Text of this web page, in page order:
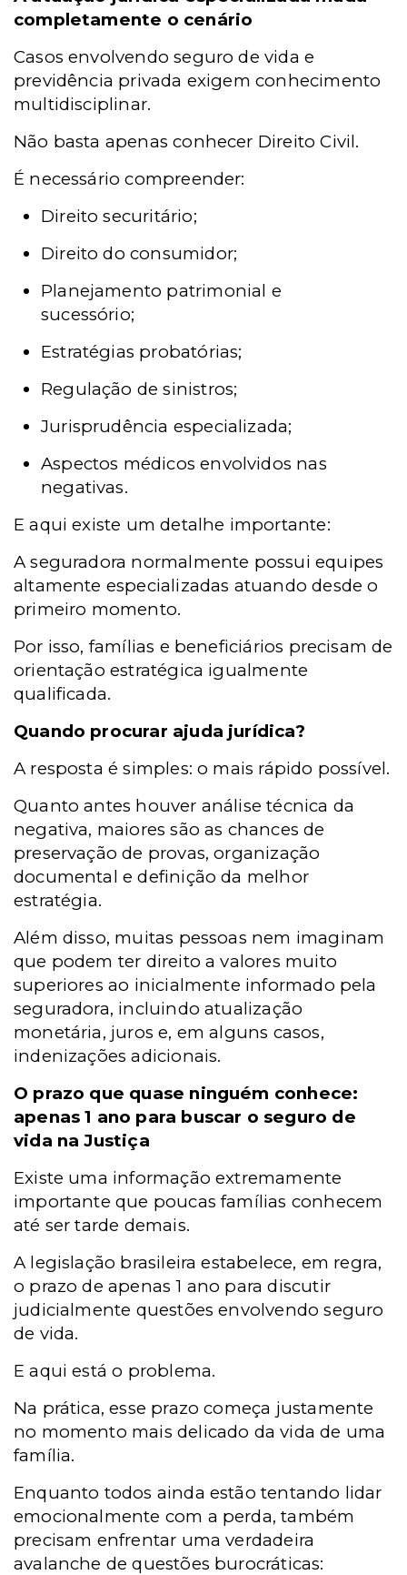
completamente o cenário
Casos envolvendo seguro de vida e
previdência privada exigem conhecimento
multidisciplinar.
Não basta apenas conhecer Direito Civil.
É necessário compreender:
Direito securitário;
Direito do consumidor;
Planejamento patrimonial e
sucessório;
Estratégias probatórias;
Regulação de sinistros;
Jurisprudência especializada;
Aspectos médicos envolvidos nas
negativas.
E aqui existe um detalhe importante:
A seguradora normalmente possui equipes
altamente especializadas atuando desde o
primeiro momento.
Por isso, famílias e beneficiários precisam de
orientação estratégica igualmente
qualificada.
Quando procurar ajuda jurídica?
A resposta é simples: o mais rápido possível.
Quanto antes houver análise técnica da
negativa, maiores são as chances de
preservação de provas, organização
documental e definição da melhor
estratégia.
Além disso, muitas pessoas nem imaginam
que podem ter direito a valores muito
superiores ao inicialmente informado pela
seguradora, incluindo atualização
monetária, juros e, em alguns casos,
indenizações adicionais.
O prazo que quase ninguém conhece:
apenas 1 ano para buscar o seguro de
vida na Justiça
Existe uma informação extremamente
importante que poucas famílias conhecem
até ser tarde demais.
A legislação brasileira estabelece, em regra,
o prazo de apenas 1 ano para discutir
judicialmente questões envolvendo seguro
de vida.
E aqui está o problema.
Na prática, esse prazo começa justamente
no momento mais delicado da vida de uma
família.
Enquanto todos ainda estão tentando lidar
emocionalmente com a perda, também
precisam enfrentar uma verdadeira
avalanche de questões burocráticas: